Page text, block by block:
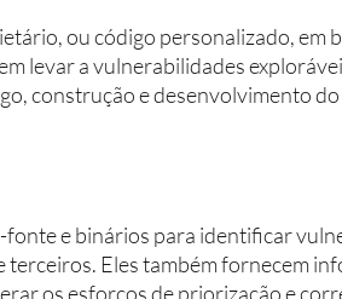
ou código personalizado, em
levar a vulnerabilidades
construção e desenvolvimento do
e binários para identificar
Eles também fornecem
os esforços de priorização e